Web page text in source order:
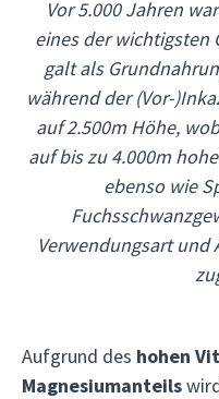
Vor 5.000 Jahren
eines der wichtigsten
galt als
während der (Vor-
auf 2.500m Höhe,
auf bis zu 4.000m
ebenso wie
Verwendungsart und
Aufgrund des hohen
Magnesiumanteils